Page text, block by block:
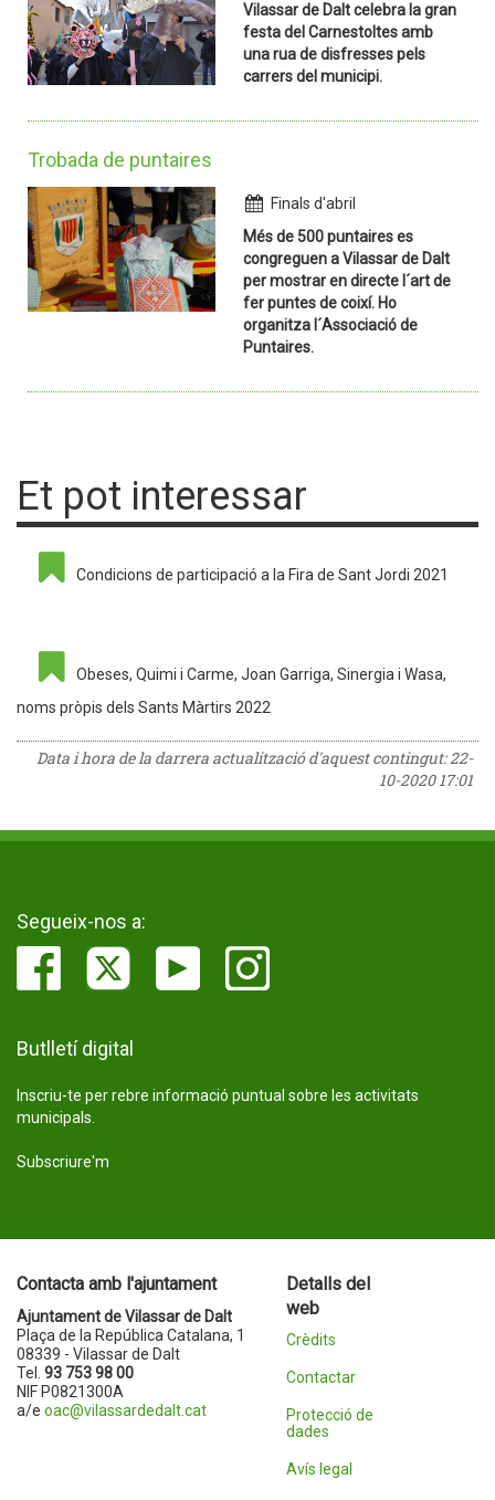
Vilassar de Dalt celebra la gran
festa del Carnestoltes amb
una rua de disfresses pels
carrers del municipi.
Trobada de puntaires
Finals d'abril
Més de 500 puntaires es
congreguen a Vilassar de Dalt
per mostrar en directe l´art de
fer puntes de coixí. Ho
organitza l´Associació de
Puntaires.
Et pot interessar
Condicions de participació a la Fira de Sant Jordi 2021
Obeses, Quimi i Carme, Joan Garriga, Sinergia i Wasa,
noms pròpis dels Sants Màrtirs 2022
Data i hora de la darrera actualització d'aquest contingut:22-
10-2020 17:01
Segueix-nos a:
Butlletí digital
Inscriu-te per rebre informació puntual sobre les activitats
municipals.
Subscriure'm
Contacta amb l'ajuntament
Ajuntament de Vilassar de Dalt
Plaça de la República Catalana, 1
08339 - Vilassar de Dalt
Tel. 93 753 98 00
NIF P0821300A
a/e oac@vilassardedalt.cat
Detalls del
web
Crèdits
Contactar
Protecció de
dades
Avís legal